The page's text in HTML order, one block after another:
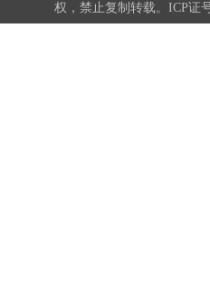
权，禁止复制转载。ICP证